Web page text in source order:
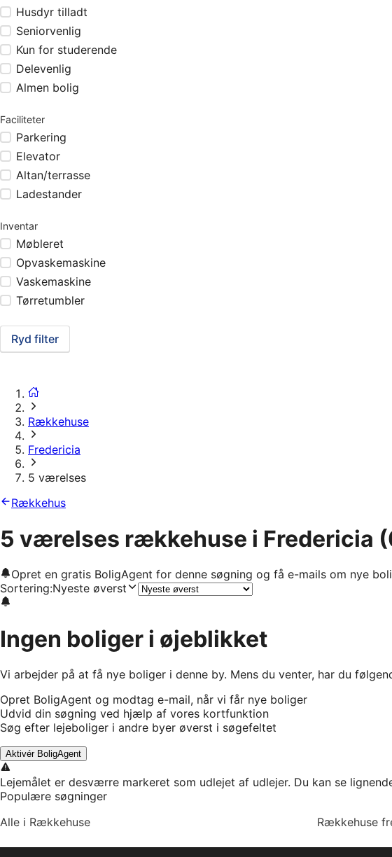
Husdyr tilladt
Seniorvenlig
Kun for studerende
Delevenlig
Almen bolig
Faciliteter
Parkering
Elevator
Altan/terrasse
Ladestander
Inventar
Møbleret
Opvaskemaskine
Vaskemaskine
Tørretumbler
Ryd filter
Rækkehuse
Fredericia
5 værelses
Rækkehus
5 værelses rækkehuse i Fredericia
Opret en gratis BoligAgent for denne søgning og få e-mails om nye
Sortering:Nyeste øverst
Ingen boliger i øjeblikket
Vi arbejder på at få nye boliger i denne by. Mens du venter, har du
Opret BoligAgent og modtag e-mail, når vi får nye boliger
Udvid din søgning ved hjælp af vores kortfunktion
Søg efter lejeboliger i andre byer øverst i søgefeltet
Aktivér BoligAgent
Lejemålet er desværre markeret som udlejet af udlejer. Du kan se
Populære søgninger
Alle i Rækkehuse
Rækkehuse